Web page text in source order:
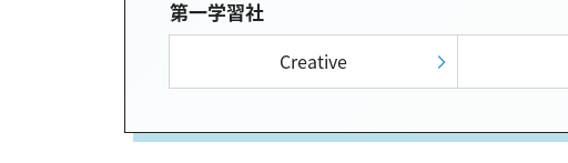
第一学習社
Creative